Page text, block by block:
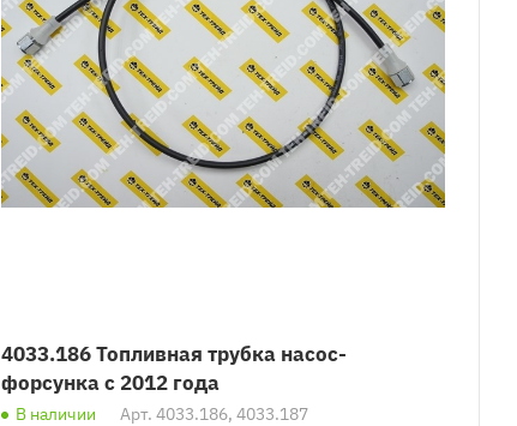
4033.186 Топливная трубка насос-
форсунка с 2012 года
В наличии Арт.4033.186, 4033.187